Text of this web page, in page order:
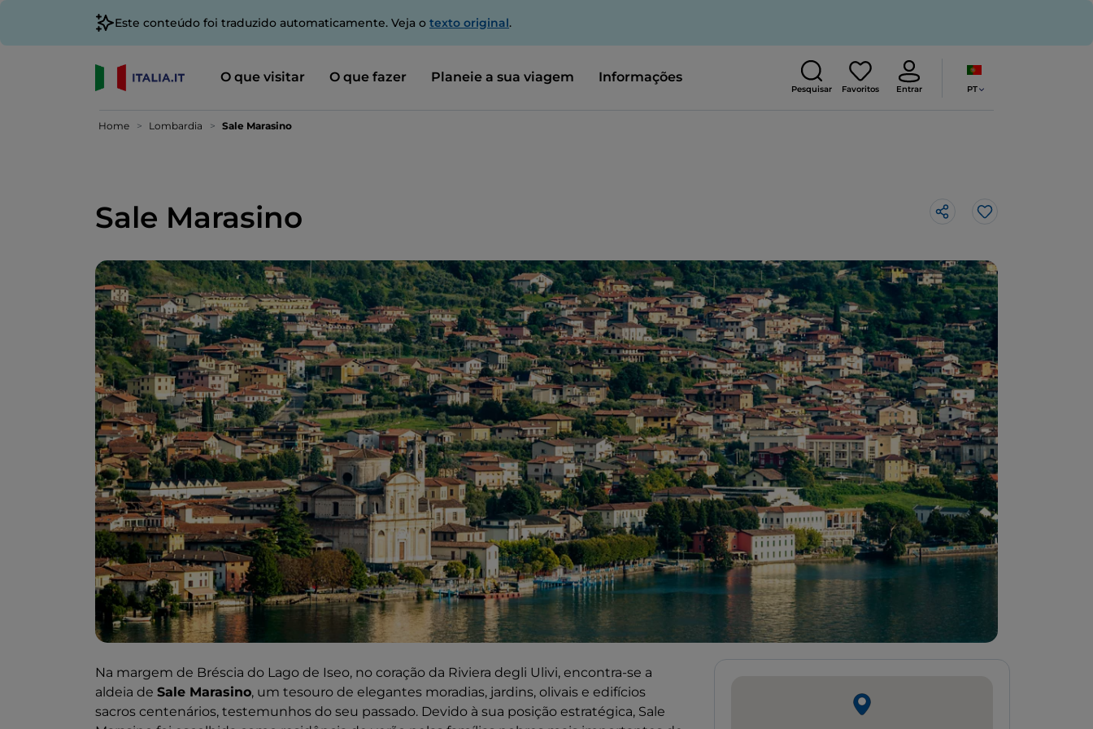
Este conteúdo foi traduzido automaticamente. Veja o texto original.
O que visitar O que fazer Planeie a sua viagem Informações
Pesquisar Favoritos Entrar PT
Home Lombardia Sale Marasino
Sale Marasino Gosto
Na margem de Bréscia do Lago de Iseo, no coração da Riviera degli Ulivi, encontra-se a
aldeia de Sale Marasino, um tesouro de elegantes moradias, jardins, olivais e edifícios
sacros centenários, testemunhos do seu passado. Devido à sua posição estratégica, Sale